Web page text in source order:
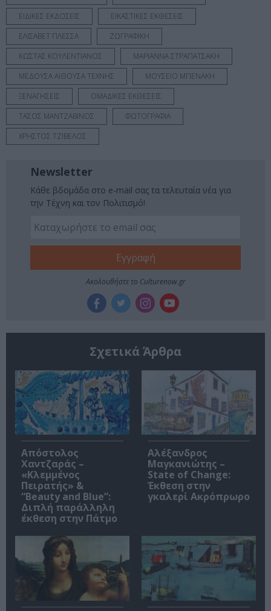
ΕΙΔΙΚΕΣ ΕΚΔΟΣΕΙΣ
ΕΙΚΑΣΤΙΚΕΣ ΕΚΘΕΣΕΙΣ
ΕΛΙΣΑΒΕΤ ΠΛΕΣΣΑ
ΖΩΓΡΑΦΙΚΗ
ΚΩΣΤΑΣ ΚΟΥΛΕΝΤΙΑΝΟΣ
ΜΑΡΙΑΝΝΑ ΣΤΡΑΠΑΤΣΑΚΗ
ΜΕΔΟΥΣΑ ΑΙΘΟΥΣΑ ΤΕΧΝΗΣ
ΜΟΥΣΕΙΟ ΜΠΕΝΑΚΗ
ΞΕΝΑΓΗΣΕΙΣ
ΟΜΑΔΙΚΕΣ ΕΚΘΕΣΕΙΣ
ΤΑΣΟΣ ΜΑΝΤΖΑΒΙΝΟΣ
ΦΩΤΟΓΡΑΦΙΑ
ΧΡΗΣΤΟΣ ΤΖΙΒΕΛΟΣ
Newsletter
Κάθε βδομάδα στο e-mail σας τα τελευταία νέα για
την Τέχνη και τον Πολιτισμό!
Ακολουθήστε το Culturenow.gr
Σχετικά Άρθρα
Απόστολος
Χαντζαράς –
«Κλεμμένος
Πειρατής» &
“Beauty and Blue”:
Διπλή παράλληλη
έκθεση στην Πάτμο
Αλέξανδρος
Μαγκανιώτης –
State of Change:
Έκθεση στην
γκαλερί Ακρόπρωρο